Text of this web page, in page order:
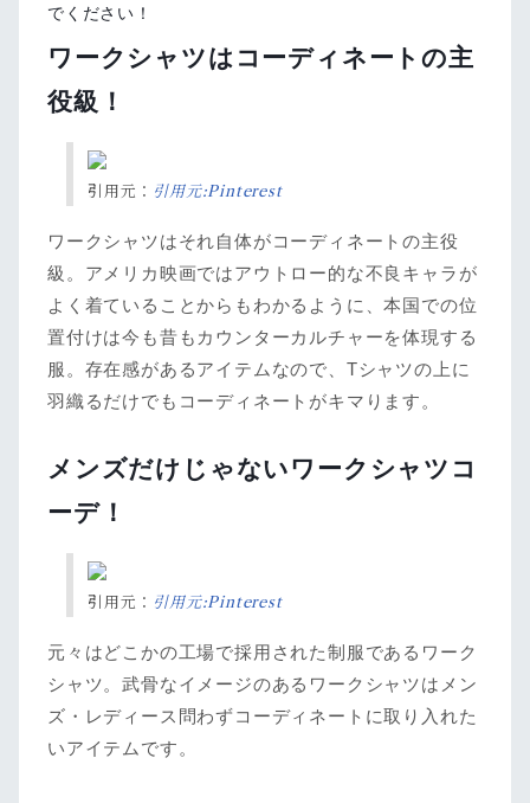
でください！
ワークシャツはコーディネートの主
役級！
引用元： 引用元:Pinterest
ワークシャツはそれ自体がコーディネートの主役
級。アメリカ映画ではアウトロー的な不良キャラが
よく着ていることからもわかるように、本国での位
置付けは今も昔もカウンターカルチャーを体現する
服。存在感があるアイテムなので、Tシャツの上に
羽織るだけでもコーディネートがキマります。
メンズだけじゃないワークシャツコ
ーデ！
引用元： 引用元:Pinterest
元々はどこかの工場で採用された制服であるワーク
シャツ。武骨なイメージのあるワークシャツはメン
ズ・レディース問わずコーディネートに取り入れた
いアイテムです。